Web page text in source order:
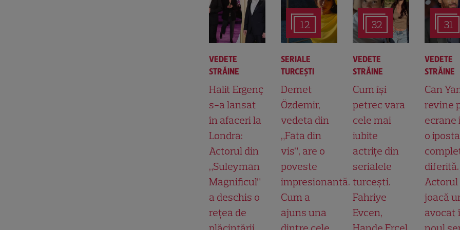
VEDETE
STRĂINE
Halit Ergenç
s-a lansat
în afaceri la
Londra:
Actorul din
„Suleyman
Magnificul”
a deschis o
rețea de
12
SERIALE
TURCEŞTI
Demet
Özdemir,
vedeta din
„Fata din
vis”, are o
poveste
impresionantă.
Cum a
ajuns una
32
VEDETE
STRĂINE
Cum își
petrec vara
cele mai
iubite
actrițe din
serialele
turcești.
Fahriye
Evcen,
31
VEDETE
STRĂINE
Can
revine
o
diferită.
Actorul
joacă
avocat